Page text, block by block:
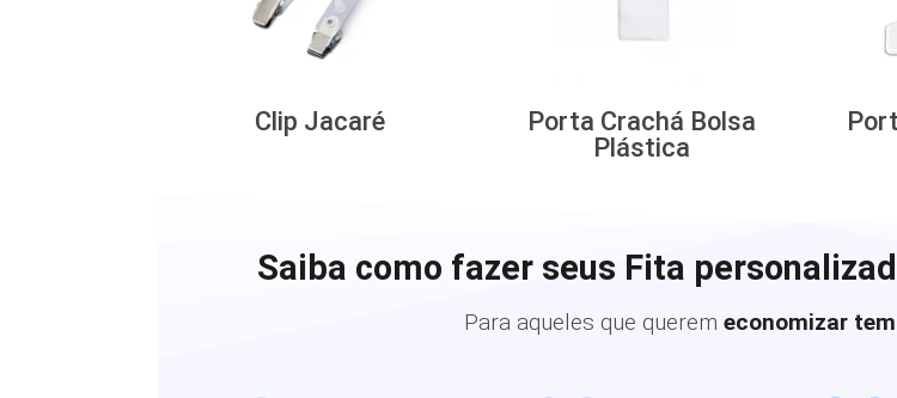
Clip Jacaré
Porta Crachá Bolsa
Plástica
Saiba como fazer seus Fita
Para aqueles que querem economizar